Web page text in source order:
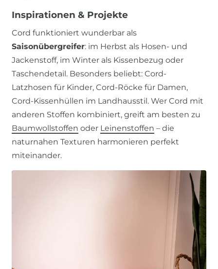
Inspirationen & Projekte
Cord funktioniert wunderbar als
Saisonübergreifer: im Herbst als Hosen- und
Jackenstoff, im Winter als Kissenbezug oder
Taschendetail. Besonders beliebt: Cord-
Latzhosen für Kinder, Cord-Röcke für Damen,
Cord-Kissenhüllen im Landhausstil. Wer Cord mit
anderen Stoffen kombiniert, greift am besten zu
Baumwollstoffen oder Leinenstoffen – die
naturnahen Texturen harmonieren perfekt
miteinander.